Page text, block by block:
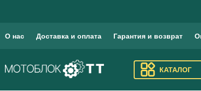
О нас Доставка и оплата Гарантия и возврат
КАТАЛОГ